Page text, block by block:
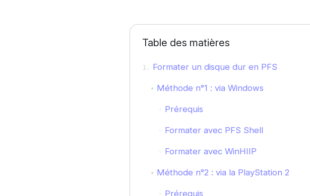
Table des matières
Formater un disque dur en PFS
Méthode n°1 : via Windows
Prérequis
Formater avec PFS Shell
Formater avec WinHIIP
Méthode n°2 : via la PlayStation 2
Prérequis